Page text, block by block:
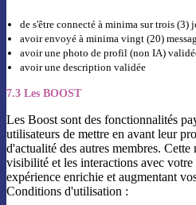
de s'être connecté à minima sur trois (3)
avoir envoyé à minima vingt (20)
avoir une photo de profil (non IA)
avoir une description validée
7.3 Les BOOST
Les Boost sont des fonctionnalités
utilisateurs de mettre en avant leur
d'actualité des autres membres. Cette
visibilité et les interactions avec
expérience enrichie et augmentant
Conditions d'utilisation :